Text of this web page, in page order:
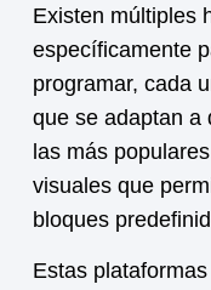
Existen múltiples
específicamente
programar, cada
que se adaptan a
las más
visuales que
bloques
Estas